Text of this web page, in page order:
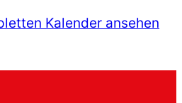
Kalender ansehen